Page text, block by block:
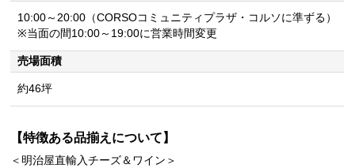
10:00～20:00（CORSOコミュニティプラザ・コルソに準ずる）
※当面の間10:00～19:00に営業時間変更
売場面積
約46坪
【特徴ある品揃えについて】
＜明治屋直輸入チーズ＆ワイン＞